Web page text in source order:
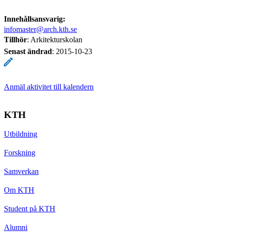
Innehållsansvarig:
infomaster@arch.kth.se
Tillhör: Arkitekturskolan
Senast ändrad: 2015-10-23
Anmäl aktivitet till kalendern
KTH
Utbildning
Forskning
Samverkan
Om KTH
Student på KTH
Alumni